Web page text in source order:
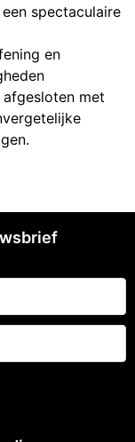
spectaculaire
en
met